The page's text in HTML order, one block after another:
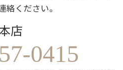
絡ください。
店
0415